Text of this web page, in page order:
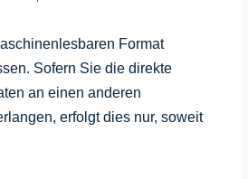
Format
Sofern Sie die direkte
an einen anderen
erfolgt dies nur, soweit